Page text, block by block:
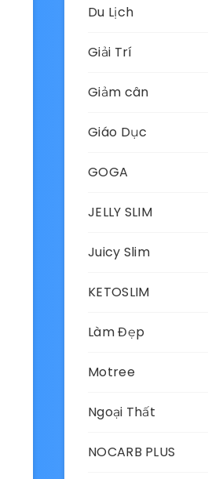
Du Lịch
Giải Trí
Giảm cân
Giáo Dục
GOGA
JELLY SLIM
Juicy Slim
KETOSLIM
Làm Đẹp
Motree
Ngoại Thất
NOCARB PLUS